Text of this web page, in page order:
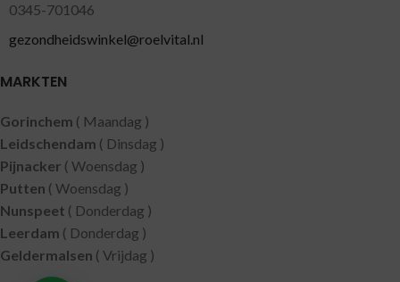
0345-701046
gezondheidswinkel@roelvital.nl
MARKTEN
Gorinchem ( Maandag )
Leidschendam ( Dinsdag )
Pijnacker ( Woensdag )
Putten ( Woensdag )
Nunspeet ( Donderdag )
Leerdam ( Donderdag )
Geldermalsen ( Vrijdag )